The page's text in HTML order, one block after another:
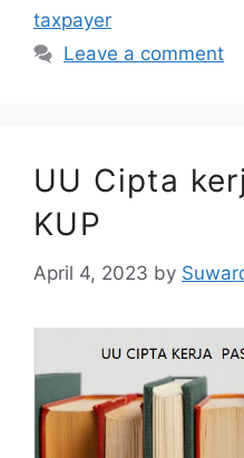
taxpayer
Leave a comment
UU Cipta
KUP
April 4, 2023 by